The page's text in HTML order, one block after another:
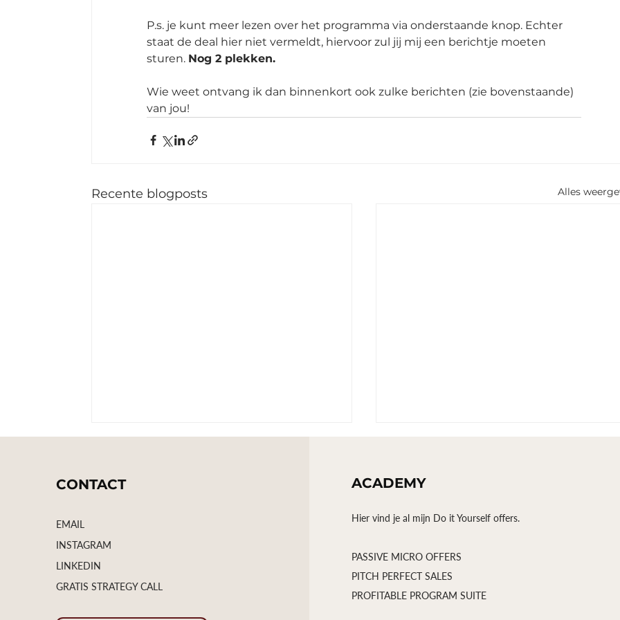
P.s. je kunt meer lezen over het programma via onderstaande knop. Echter
staat de deal hier niet vermeldt, hiervoor zul jij mij een berichtje moeten
sturen. Nog 2 plekken.
Wie weet ontvang ik dan binnenkort ook zulke berichten (zie bovenstaande)
van jou!
Recente blogposts Alles
3 tips om direct je omzet te
De 4 onmisbare elementen om je
CONTACT
EMAIL
INSTAGRAM
LINKEDIN
GRATIS STRATEGY CALL
ACADEMY
Hier vind je al mijn Do it Yourself offers.
PASSIVE MICRO OFFERS
PITCH PERFECT SALES
PROFITABLE PROGRAM SUITE